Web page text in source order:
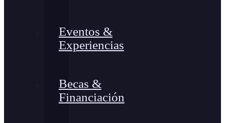
Eventos &
Experiencias
Becas &
Financiación